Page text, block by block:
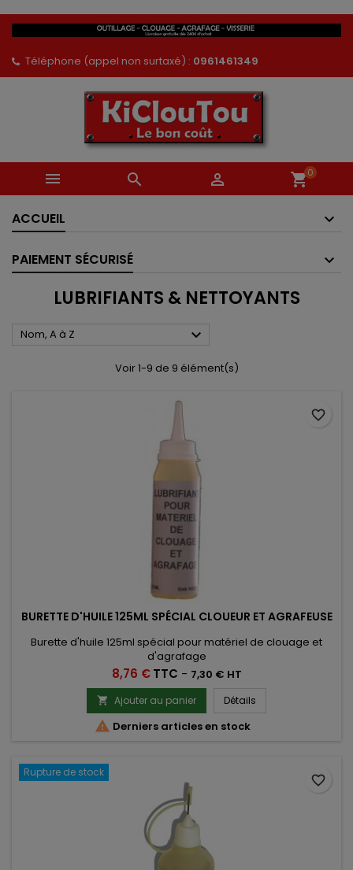
Téléphone (appel non surtaxé) : 0961461349
   shopping_cart0
ACCUEIL
PAIEMENT SÉCURISÉ
LUBRIFIANTS & NETTOYANTS
Nom, A à Z 
Voir 1-9 de 9 élément(s)
BURETTE D'HUILE 125ML SPÉCIAL CLOUEUR ET AGRAFEUSE
Burette d'huile 125ml spécial pour matériel de clouage et
d'agrafage
Prix
8,76 € TTC - 7,30 € HT
 Ajouter au panier Détails
 Derniers articles en stock
favorite_border
Rupture de stock
favorite_border